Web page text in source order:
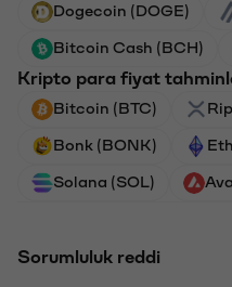
Dogecoin (DOGE)
Bitcoin Cash (BCH)
Kripto para fiyat
Bitcoin (BTC)
Bonk (BONK)
Solana (SOL)
Sorumluluk reddi